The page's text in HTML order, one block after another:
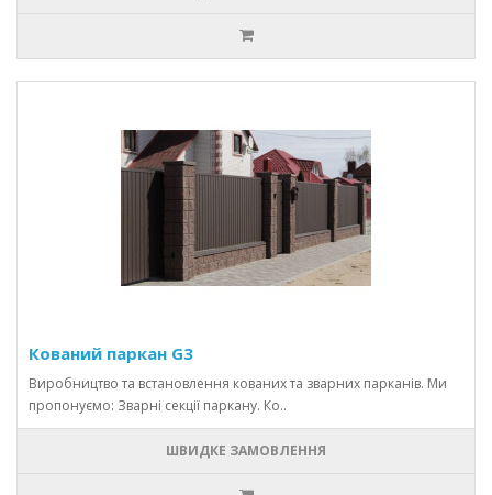
Кований паркан G3
Виробництво та встановлення кованих та зварних парканів. Ми
пропонуємо: Зварні секції паркану. Ко..
ШВИДКЕ ЗАМОВЛЕННЯ